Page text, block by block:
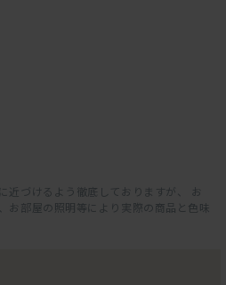
近づけるよう徹底しておりますが、 お
お部屋の照明等により実際の商品と色味